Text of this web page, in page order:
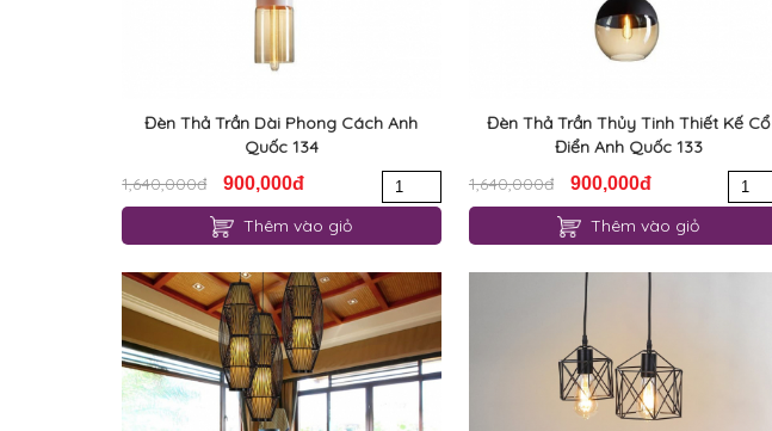
Đèn Thả Trần Dài Phong Cách Anh
Quốc 134
1,640,000đ
900,000đ
Thêm vào giỏ
Đèn Thả Trần Thủy Tinh Thiết Kế Cổ
Điển Anh Quốc 133
1,640,000đ
900,000đ
Thêm vào giỏ